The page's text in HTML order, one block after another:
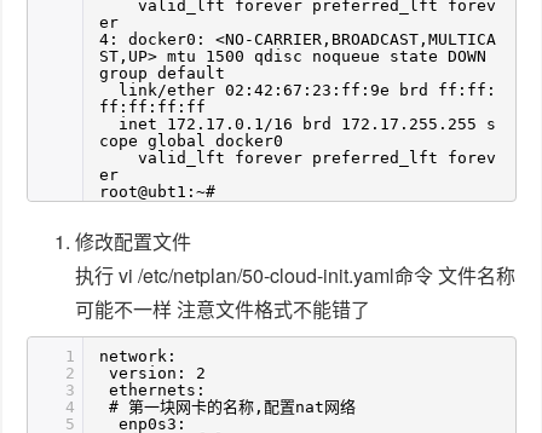
valid_lft forever preferred_lft forev
er
4: docker0: <NO-CARRIER,BROADCAST,MULTICA
ST,UP> mtu 1500 qdisc noqueue state DOWN
group default
link/ether 02:42:67:23:ff:9e brd ff:ff:
ff:ff:ff:ff
inet 172.17.0.1/16 brd 172.17.255.255 s
cope global docker0
valid_lft forever preferred_lft forev
er
root@ubt1:~#
修改配置文件
执行 vi /etc/netplan/50-cloud-init.yaml命令 文件名称
可能不一样 注意文件格式不能错了
1
2
3
4
5
network:
version: 2
ethernets:
# 第一块网卡的名称,配置nat网络
enp0s3: